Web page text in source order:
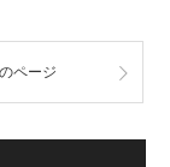
ページ